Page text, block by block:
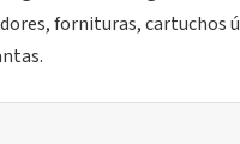
fornituras, cartuchos